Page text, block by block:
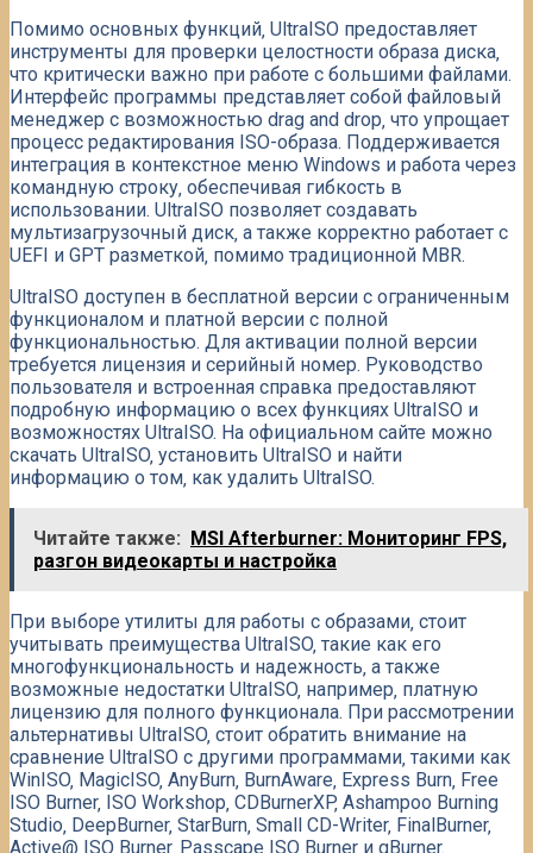
Помимо основных функций‚ UltraISO предоставляет
инструменты для проверки целостности образа диска‚
что критически важно при работе с большими файлами.
Интерфейс программы представляет собой файловый
менеджер с возможностью drag and drop‚ что упрощает
процесс редактирования ISO-образа. Поддерживается
интеграция в контекстное меню Windows и работа через
командную строку‚ обеспечивая гибкость в
использовании. UltraISO позволяет создавать
мультизагрузочный диск‚ а также корректно работает с
UEFI и GPT разметкой‚ помимо традиционной MBR.
UltraISO доступен в бесплатной версии с ограниченным
функционалом и платной версии с полной
функциональностью. Для активации полной версии
требуется лицензия и серийный номер. Руководство
пользователя и встроенная справка предоставляют
подробную информацию о всех функциях UltraISO и
возможностях UltraISO. На официальном сайте можно
скачать UltraISO‚ установить UltraISO и найти
информацию о том‚ как удалить UltraISO.
Читайте также: MSI Afterburner: Мониторинг FPS,
разгон видеокарты и настройка
При выборе утилиты для работы с образами‚ стоит
учитывать преимущества UltraISO‚ такие как его
многофункциональность и надежность‚ а также
возможные недостатки UltraISO‚ например‚ платную
лицензию для полного функционала. При рассмотрении
альтернативы UltraISO‚ стоит обратить внимание на
сравнение UltraISO с другими программами‚ такими как
WinISO‚ MagicISO‚ AnyBurn‚ BurnAware‚ Express Burn‚ Free
ISO Burner‚ ISO Workshop‚ CDBurnerXP‚ Ashampoo Burning
Studio‚ DeepBurner‚ StarBurn‚ Small CD-Writer‚ FinalBurner‚
Active@ ISO Burner‚ Passcape ISO Burner и gBurner.